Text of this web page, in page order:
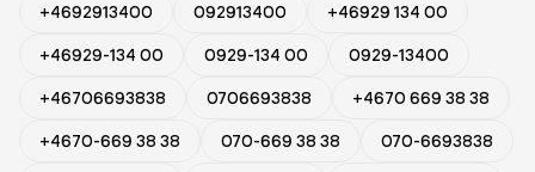
+4692913400 092913400
+46929 134 00
+46929-134 00
0929-134 00
0929-13400
+46706693838
0706693838
+4670 669 38 38
+4670-669 38 38
070-669 38 38
070-6693838